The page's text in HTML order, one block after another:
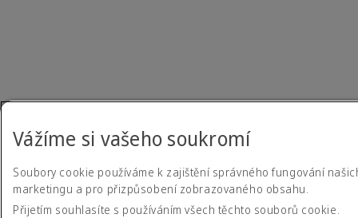
Vážíme si vašeho soukromí
Soubory cookie používáme k zajištění správného fungování
marketingu a pro přizpůsobení zobrazovaného obsahu.
Přijetím souhlasíte s používáním všech těchto souborů cookie.